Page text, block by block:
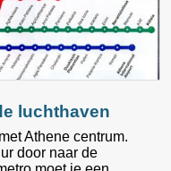
luchthaven
Athene centrum.
door naar de